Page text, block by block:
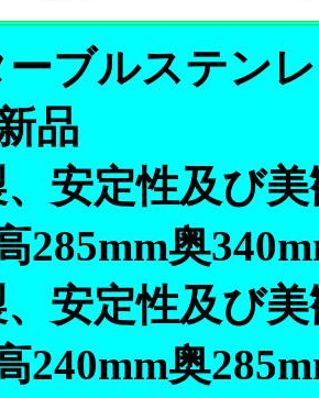
ブルステン
品
安定性及び
285mm奥
安定性及び
240mm奥